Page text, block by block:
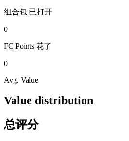
组合包 已打开
0
FC Points 花了
0
Avg. Value
Value distribution
总评分